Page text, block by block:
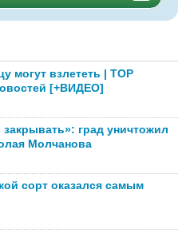
могут взлететь | TOP
[+ВИДЕО]
град уничтожил
Молчанова
сорт оказался самым